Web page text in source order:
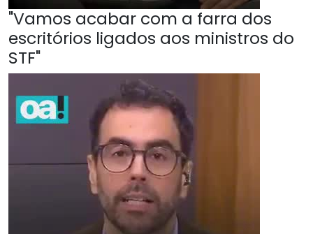
"Vamos acabar com a farra dos
escritórios ligados aos ministros do
STF"